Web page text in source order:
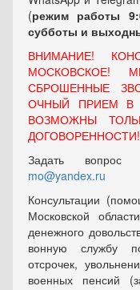
(режим работы
субботы и
ВНИМАНИЕ!
МОСКОВСКОЕ!
СБРОШЕННЫЕ
ОЧНЫЙ ПРИЕМ В
ВОЗМОЖНЫ
ДОГОВОРЕННОСТИ!
Задать вопрос
mo@yandex.ru
Консультации
Московской
денежного
вонную службу
отсрочек,
военных пенсий